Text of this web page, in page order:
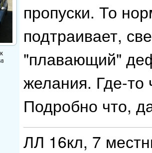
пропуски. То
подтраивает,
"плавающий"
желания. Где-то
Подробно что,
ЛЛ 16кл, 7